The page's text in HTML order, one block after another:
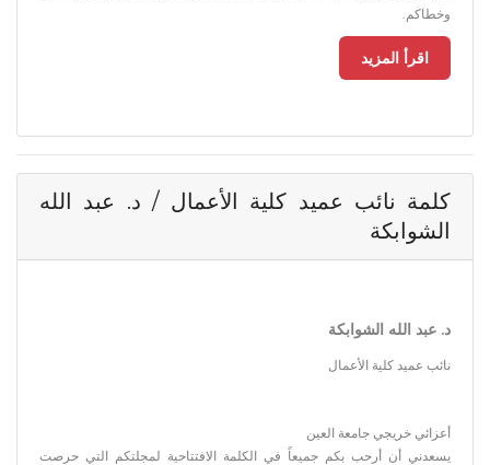
وخطاكم.
اقرأ المزيد
كلمة نائب عميد كلية الأعمال / د. عبد الله
الشوابكة
د. عبد الله الشوابكة
نائب عميد كلية الأعمال
أعزائي خريجي جامعة العين
يسعدني أن أرحب بكم جميعاً في الكلمة الافتتاحية لمجلتكم التي حرصت